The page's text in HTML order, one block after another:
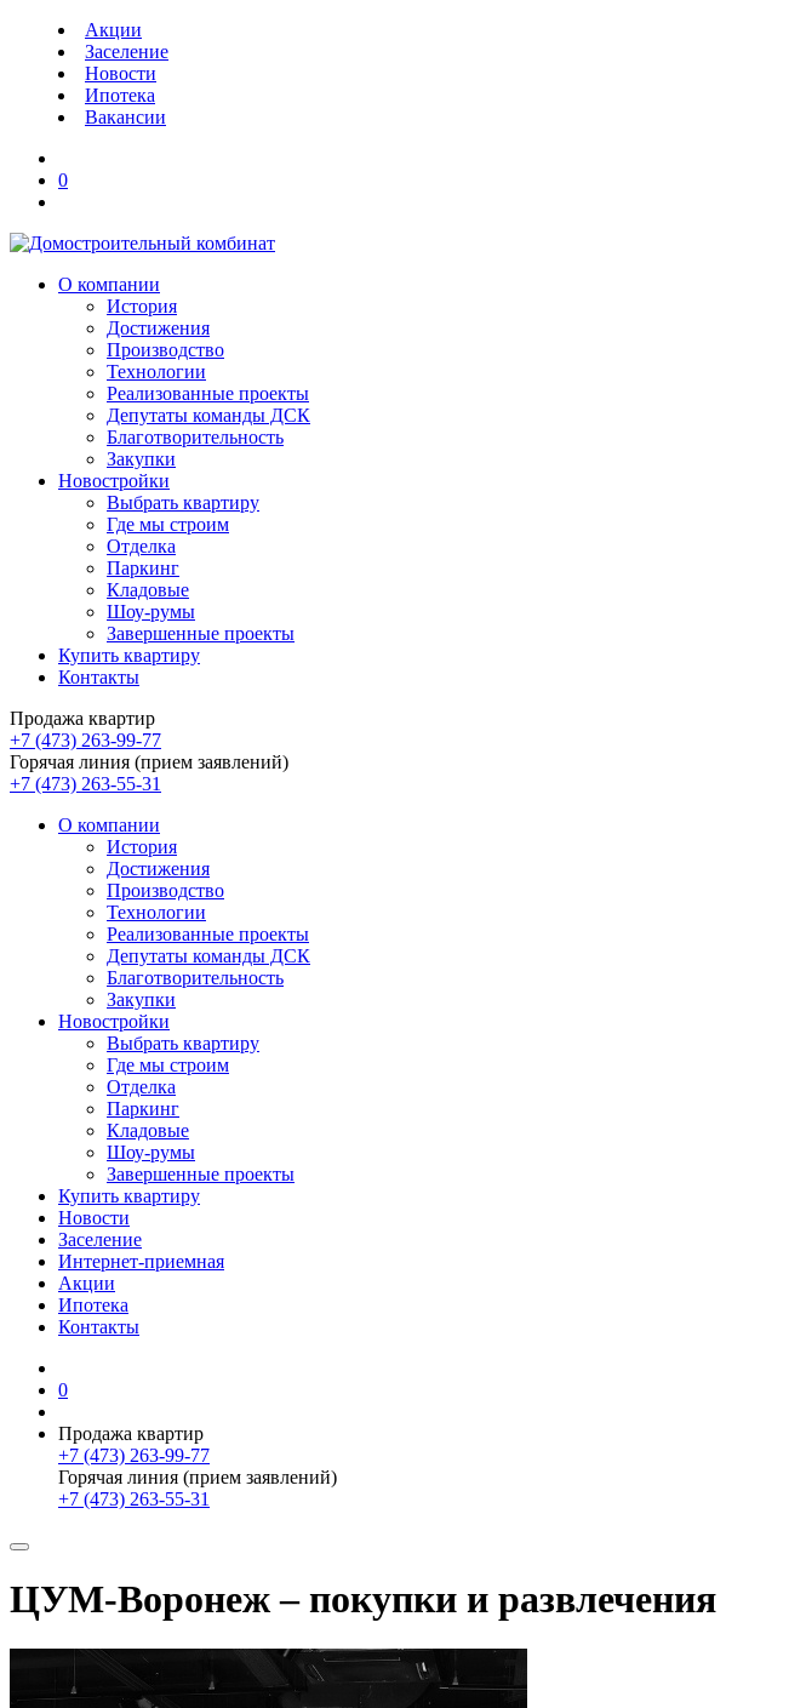
Акции
Заселение
Новости
Ипотека
Вакансии
0
О компании
История
Достижения
Производство
Технологии
Реализованные проекты
Депутаты команды ДСК
Благотворительность
Закупки
Новостройки
Выбрать квартиру
Где мы строим
Отделка
Паркинг
Кладовые
Шоу-румы
Завершенные проекты
Купить квартиру
Контакты
Продажа квартир
+7 (473) 263-99-77
Горячая линия (прием заявлений)
+7 (473) 263-55-31
О компании
История
Достижения
Производство
Технологии
Реализованные проекты
Депутаты команды ДСК
Благотворительность
Закупки
Новостройки
Выбрать квартиру
Где мы строим
Отделка
Паркинг
Кладовые
Шоу-румы
Завершенные проекты
Купить квартиру
Новости
Заселение
Интернет-приемная
Акции
Ипотека
Контакты
0
Продажа квартир
+7 (473) 263-99-77
Горячая линия (прием заявлений)
+7 (473) 263-55-31
ЦУМ-Воронеж – покупки и развлечения